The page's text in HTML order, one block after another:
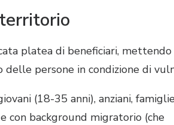
platea di beneficiari,
persone in condizione di
(18-35 anni), anziani,
con background migratorio (che